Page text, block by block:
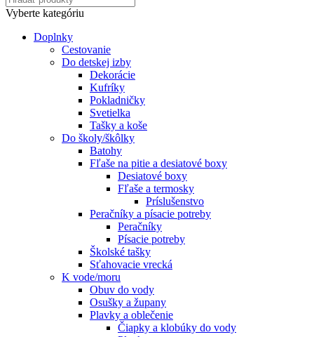
Vyberte kategóriu
Doplnky
Cestovanie
Do detskej izby
Dekorácie
Kufríky
Pokladničky
Svetielka
Tašky a koše
Do školy/škôlky
Batohy
Fľaše na pitie a desiatové boxy
Desiatové boxy
Fľaše a termosky
Príslušenstvo
Peračníky a písacie potreby
Peračníky
Písacie potreby
Školské tašky
Sťahovacie vrecká
K vode/moru
Obuv do vody
Osušky a župany
Plavky a oblečenie
Čiapky a klobúky do vody